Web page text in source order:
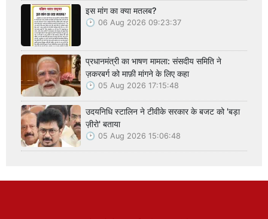
इस मांग का क्या मतलब?
06 Aug 2026 09:23:37
प्रधानमंत्री का भाषण मामला: संसदीय समिति ने
ज़करबर्ग को माफ़ी मांगने के लिए कहा
05 Aug 2026 17:15:48
उदयनिधि स्टालिन ने टीवीके सरकार के बजट को 'बड़ा
ज़ीरो' बताया
05 Aug 2026 15:06:48